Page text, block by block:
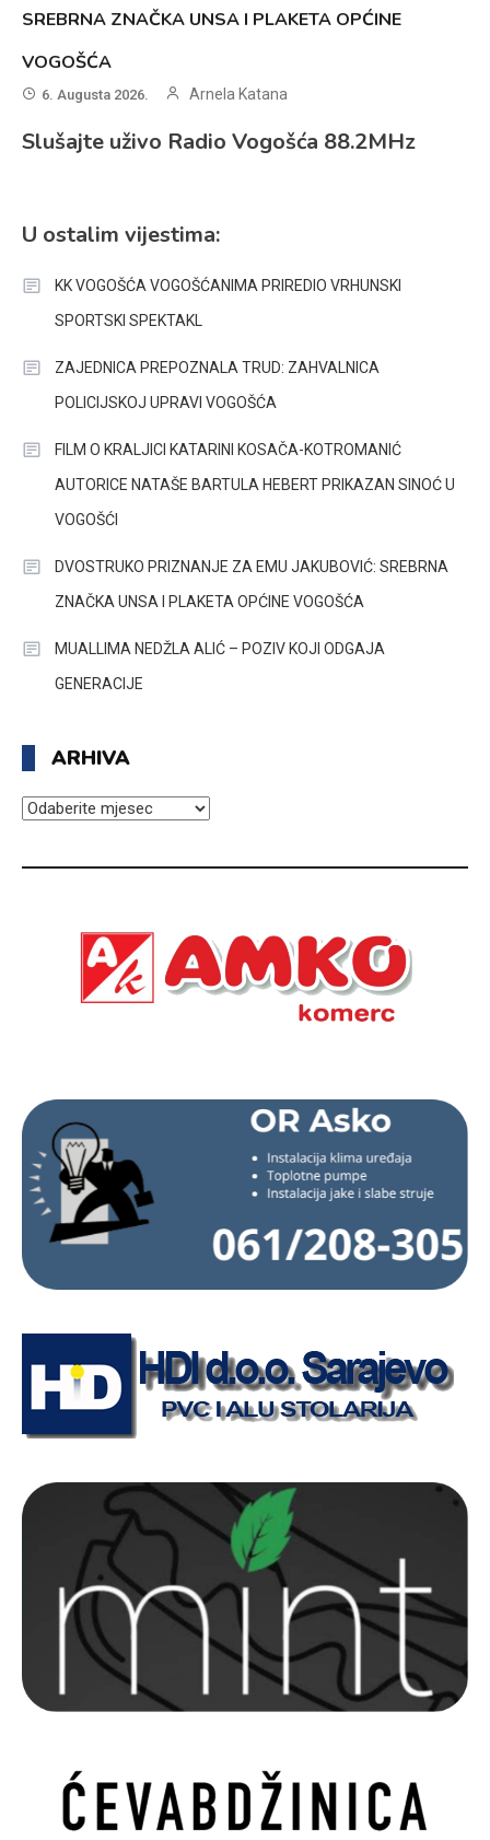
SREBRNA ZNAČKA UNSA I PLAKETA OPĆINE
VOGOŠĆA
6. Augusta 2026. Arnela Katana
Slušajte uživo Radio Vogošća 88.2MHz
U ostalim vijestima:
KK VOGOŠĆA VOGOŠĆANIMA PRIREDIO VRHUNSKI
SPORTSKI SPEKTAKL
ZAJEDNICA PREPOZNALA TRUD: ZAHVALNICA
POLICIJSKOJ UPRAVI VOGOŠĆA
FILM O KRALJICI KATARINI KOSAČA-KOTROMANIĆ
AUTORICE NATAŠE BARTULA HEBERT PRIKAZAN SINOĆ U
VOGOŠĆI
DVOSTRUKO PRIZNANJE ZA EMU JAKUBOVIĆ: SREBRNA
ZNAČKA UNSA I PLAKETA OPĆINE VOGOŠĆA
MUALLIMA NEDŽLA ALIĆ – POZIV KOJI ODGAJA
GENERACIJE
ARHIVA
ARHIVA